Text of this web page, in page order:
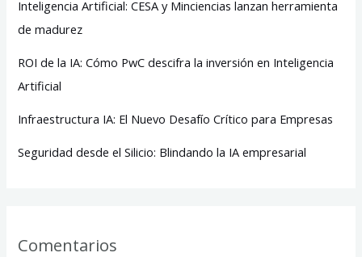
Inteligencia Artificial: CESA y Minciencias lanzan herramienta
de madurez
ROI de la IA: Cómo PwC descifra la inversión en Inteligencia
Artificial
Infraestructura IA: El Nuevo Desafío Crítico para Empresas
Seguridad desde el Silicio: Blindando la IA empresarial
Comentarios